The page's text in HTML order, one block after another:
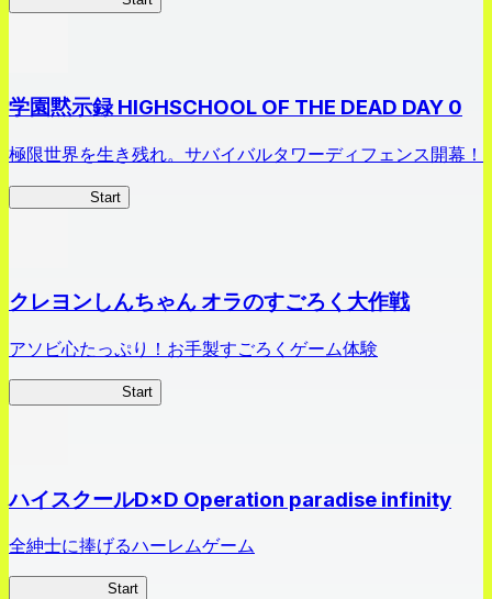
学園黙示録 HIGHSCHOOL OF THE DEAD DAY 0
極限世界を生き残れ。サバイバルタワーディフェンス開幕！
Start
クレヨンしんちゃん オラのすごろく大作戦
アソビ心たっぷり！お手製すごろくゲーム体験
Start
ハイスクールD×D Operation paradise infinity
全紳士に捧げるハーレムゲーム
Start